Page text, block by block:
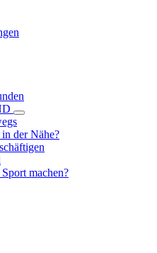
der Nähe?
machen?